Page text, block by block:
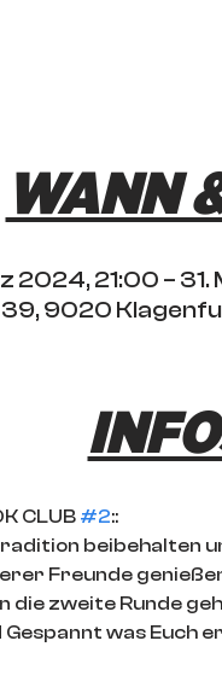
WANN
2024, 21:00 –
9020
CLUB #2::
beibehalten
Freunde
die zweite Runde
was Euch